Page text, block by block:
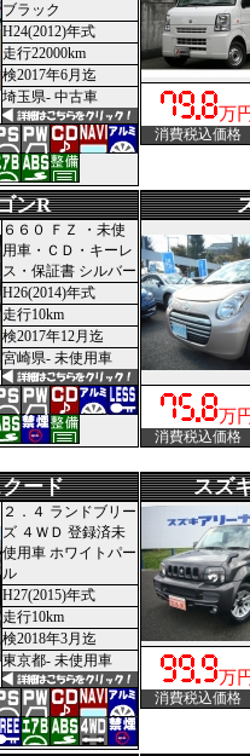
ブラック
H24(2012)年式
走行22000km
検2017年6月迄
埼玉県- 中古車
万
消費税込価格
ンR
６６０ ＦＺ ・未使
用車・ＣＤ・キーレ
ス・保証書 シルバー
H26(2014)年式
走行10km
検2017年12月迄
宮崎県- 未使用車
万
消費税込価格
ード
２．４ ランドブリー
ズ ４ＷＤ 登録済未
使用車 ホワイトパー
ル
H27(2015)年式
走行10km
検2018年3月迄
東京都- 未使用車
スズ
万
消費税込価格